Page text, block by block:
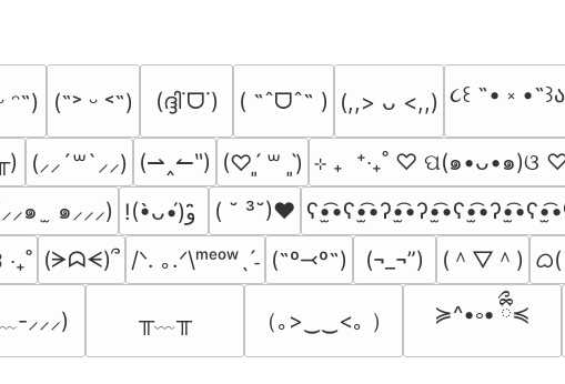
ᵔ˶) (˶˃ ᵕ ˂˶) (ദ്ദി˙ᗜ˙) ( ˶ˆᗜˆ˵ ) (,,> ᴗ <,,) ૮꒰ ˶• ༝
(⸝⸝´꒳`⸝⸝) (⇀‸↼‶) (♡ˊ͈ ꒳ ˋ͈) ⊹ ₊  ⁺‧₊˚ ♡ ପ(๑•ᴗ•๑)ଓ
๑  ̫ ๑⸝⸝⸝) ( ˘ ³˘)♥
‧₊˚ (ᗒᗣᗕ)՞ /ᐠ. ｡.ᐟ\ᵐᵉᵒʷˎˊ˗ (˶º⤙º˶) (¬_¬”) (＾▽＾) ᜊ(
⸝⸝⸝) ╥﹏╥ （｡>‿‿<｡ ） ≽^•༚• ྀིྀ≼